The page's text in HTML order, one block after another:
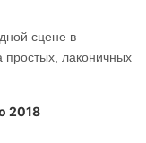
сцене в
простых, лаконичных